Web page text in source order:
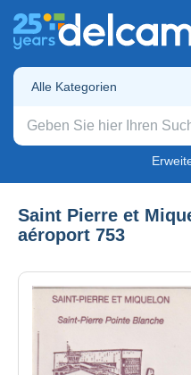
Alle Kategorien
Saint Pierre et
aéroport 753